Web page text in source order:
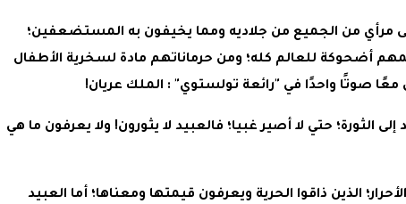
مرأي من الجميع من جلاديه ومما يخيفون به المستضعفين؛
أضحوكة للعالم كله؛ ومن حرماناتهم مادة لسخرية الأطفال
معًا صوتًا واحدًا في "رائعة تولستوي" : الملك عريان!
إلى الثورة؛ حتي لا أصير غبيا؛ فالعبيد لا يثورون! ولا يعرفون ما هي
الذين ذاقوا الحرية ويعرفون قيمتها ومعناها؛ أما العبيد